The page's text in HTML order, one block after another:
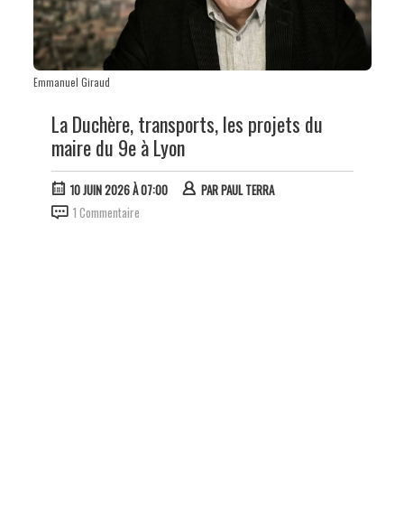
Emmanuel Giraud
La Duchère, transports, les projets du
maire du 9e à Lyon
10 JUIN 2026 À 07:00 PARPAUL TERRA
1 Commentaire